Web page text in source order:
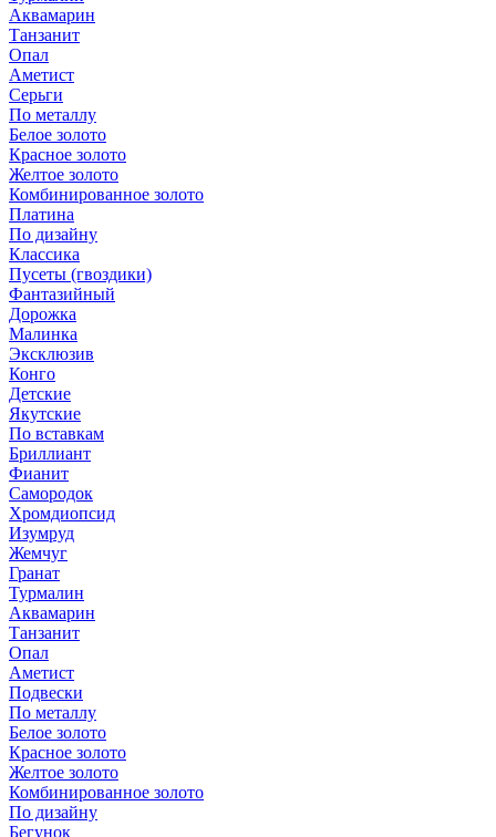
Аквамарин
Танзанит
Опал
Аметист
Серьги
По металлу
Белое золото
Красное золото
Желтое золото
Комбинированное золото
Платина
По дизайну
Классика
Пусеты (гвоздики)
Фантазийный
Дорожка
Малинка
Эксклюзив
Конго
Детские
Якутские
По вставкам
Бриллиант
Фианит
Самородок
Хромдиопсид
Изумруд
Жемчуг
Гранат
Турмалин
Аквамарин
Танзанит
Опал
Аметист
Подвески
По металлу
Белое золото
Красное золото
Желтое золото
Комбинированное золото
По дизайну
Бегунок